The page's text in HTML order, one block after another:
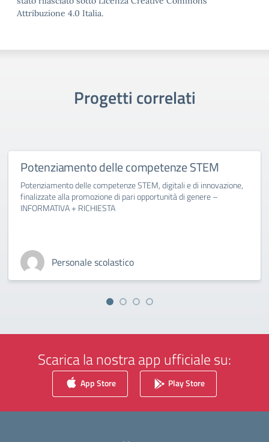
Attribuzione 4.0 Italia.
Progetti correlati
Potenziamento delle competenze STEM
Potenziamento delle competenze STEM, digitali e di innovazione,
finalizzate alla promozione di pari opportunità di genere –
INFORMATIVA + RICHIESTA
Personale scolastico
Scarica la nostra app ufficiale su:
App Store Play Store